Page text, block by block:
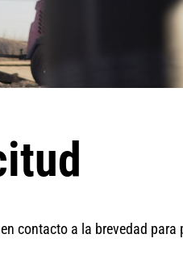
contacto a la brevedad